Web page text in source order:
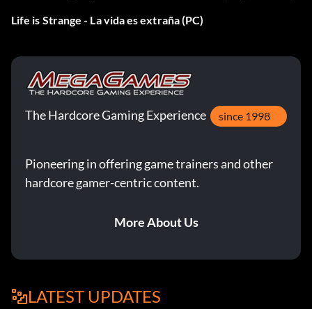
Life is Strange - La vida es extraña (PC)
The Hardcore Gaming Experience since 1998
Pioneering in offering game trainers and other
hardcore gamer-centric content.
More About Us
LATEST UPDATES